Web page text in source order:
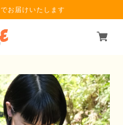
お届けいたします